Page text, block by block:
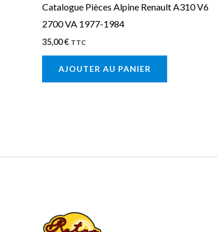
Catalogue Pièces Alpine Renault A310 V6
2700 VA 1977-1984
35,00€ TTC
AJOUTER AU PANIER